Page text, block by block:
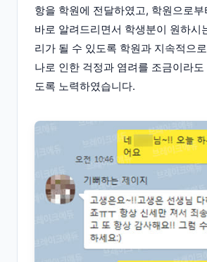
항을 학원에 전달하였고, 학원으로
바로 알려드리면서 학생분이 원하시
리가 될 수 있도록 학원과 지속적으
나로 인한 걱정과 염려를 조금이라
도록 노력하였습니다.